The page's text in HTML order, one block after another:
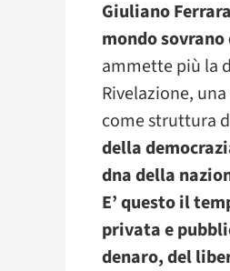
Giuliano Ferrara
mondo sovrano
ammette più la
Rivelazione,
come struttura
della
dna della
E’ questo il
privata e
denaro, del